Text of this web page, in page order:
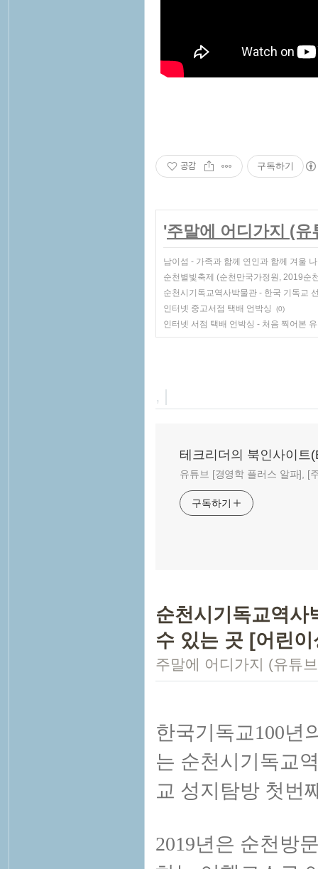
공감 구독하기
'주말에 어디가지 (유
남이섬 - 가족과 함께 연인과 함께 겨울
순천별빛축제 (순천만국가정원, 2019순
순천시기독교역사박물관 - 한국 기독교
인터넷 중고서점 택배 언박싱
(0)
인터넷 서점 택배 언박싱 - 처음 찍어본
, |
테크리더의 북인사이트
유튜브 [경영학 플러스 알파], [
구독하기
순천시기독교역사
수 있는 곳 [어린
주말에 어디가지 (유튜
한국기독교100년
는 순천시기독교
교 성지탐방 첫번
2019년은 순천방